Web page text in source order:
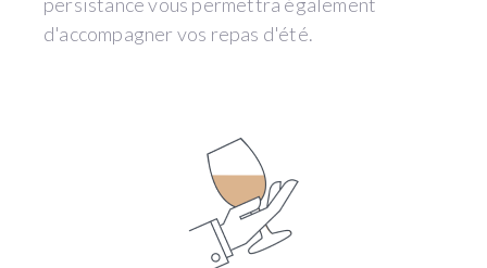
d'accompagner vos repas d'été.